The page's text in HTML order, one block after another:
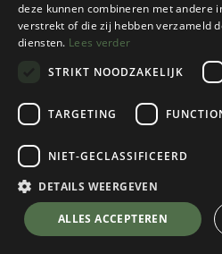
Petzl
ACTIK 450
4 color(s) available
€54,95
1
deze kunnen combineren met andere
verstrekt of die zij hebben verzameld
diensten. Lees verder
STRIKT NOODZAKELIJK
TARGETING
NIET-GECLASSIFICEERD
DETAILS WEERGEVEN
ALLES ACCEPTEREN